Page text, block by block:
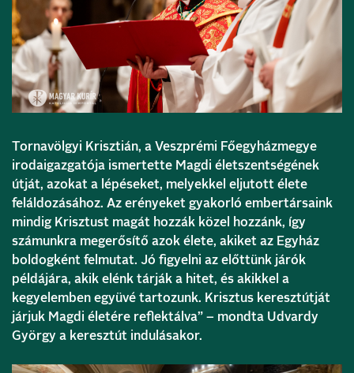
Tornavölgyi Krisztián, a Veszprémi Főegyházmegye
irodaigazgatója ismertette Magdi életszentségének
útját, azokat a lépéseket, melyekkel eljutott élete
feláldozásához. Az erényeket gyakorló embertársaink
mindig Krisztust magát hozzák közel hozzánk, így
számunkra megerősítő azok élete, akiket az Egyház
boldogként felmutat. Jó figyelni az előttünk járók
példájára, akik elénk tárják a hitet, és akikkel a
kegyelemben együvé tartozunk. Krisztus keresztútját
járjuk Magdi életére reflektálva” – mondta Udvardy
György a keresztút indulásakor.